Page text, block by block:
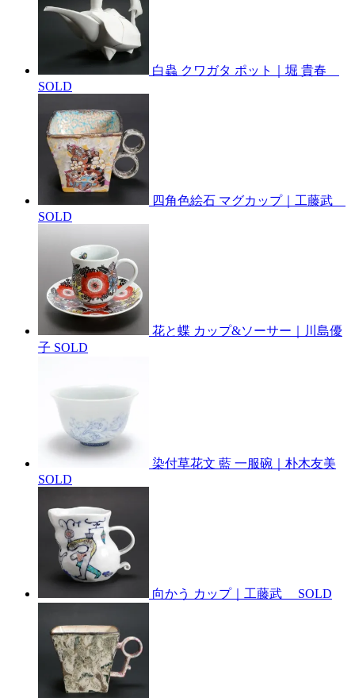
白蟲 クワガタ ポット｜堀 貴春
SOLD
四角色絵石 マグカップ｜工藤武
SOLD
花と蝶 カップ&ソーサー｜川島優
子 SOLD
染付草花文 藍 一服碗｜朴木友美
SOLD
向かう カップ｜工藤武 SOLD